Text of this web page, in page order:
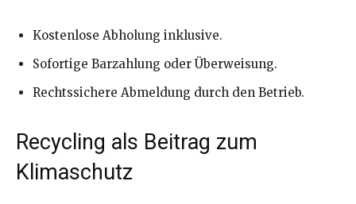
Kostenlose Abholung inklusive.
Sofortige Barzahlung oder Überweisung.
Rechtssichere Abmeldung durch den Betrieb.
Recycling als Beitrag zum
Klimaschutz